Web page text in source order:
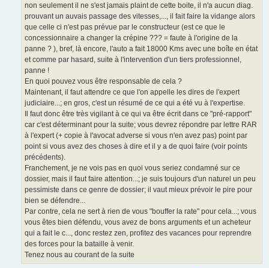
non seulement il ne s'est jamais plaint de cette boite, il n'a aucun diag.
prouvant un auvais passage des vitesses,..., il fait faire la vidange alors
que celle ci n'est pas prévue par le constructeur (est ce que le
concessionnaire a changer la crépine ??? = faute à l'origine de la
panne ? ), bref, là encore, l'auto a fait 18000 Kms avec une boîte en état
et comme par hasard, suite à l'intervention d'un tiers professionnel,
panne !
En quoi pouvez vous être responsable de cela ?
Maintenant, il faut attendre ce que l'on appelle les dires de l'expert
judiciaire...; en gros, c'est un résumé de ce qui a été vu à l'expertise.
Il faut donc être très vigilant à ce qui va être écrit dans ce "pré-rapport"
car c'est déterminant pour la suite; vous devrez répondre par lettre RAR
à l'expert (+ copie à l'avocat adverse si vous n'en avez pas) point par
point si vous avez des choses à dire et il y a de quoi faire (voir points
précédents).
Franchement, je ne vois pas en quoi vous seriez condamné sur ce
dossier, mais il faut faire attention...; je suis toujours d'un naturel un peu
pessimiste dans ce genre de dossier; il vaut mieux prévoir le pire pour
bien se défendre...
Par contre, cela ne sert à rien de vous "bouffer la rate" pour cela...; vous
vous êtes bien défendu, vous avez de bons arguments et un acheteur
qui a fait le c..., donc restez zen, profitez des vacances pour reprendre
des forces pour la bataille à venir.
Tenez nous au courant de la suite